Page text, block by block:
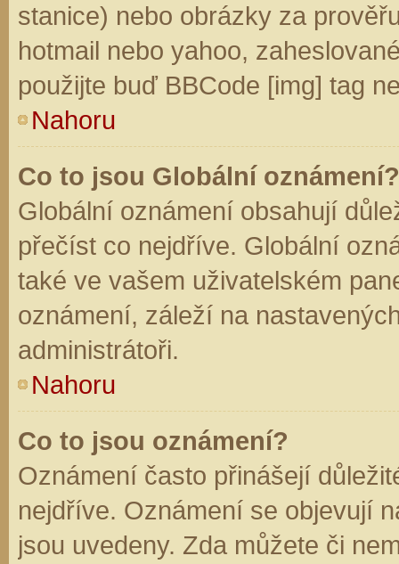
stanice) nebo obrázky za
hotmail nebo yahoo,
použijte buď BBCode [img] tag
Nahoru
Co to jsou Globální oznámení?
Globální oznámení obsahují
přečíst co nejdříve. Globální
také ve vašem uživatelském
oznámení, záleží na
administrátoři.
Nahoru
Co to jsou oznámení?
Oznámení často přinášejí
nejdříve. Oznámení se objevují
jsou uvedeny. Zda můžete či